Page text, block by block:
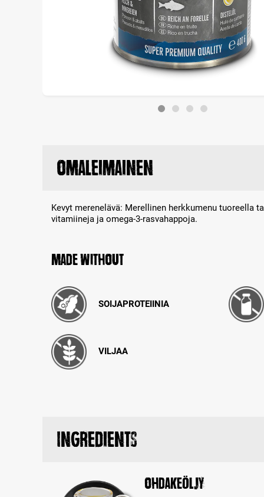
Omaleimainen
Kevyt merenelävä: Merellinen herkkumenu tuoreella
vitamiineja ja omega-3-rasvahappoja.
Made without
SOIJAPROTEIINIA
VILJAA
Ingredients
Ohdakeöljy